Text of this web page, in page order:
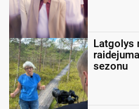
Latgolys
sezonu